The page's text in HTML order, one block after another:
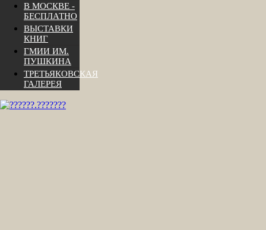
В МОСКВЕ -
БЕСПЛАТНО
ВЫСТАВКИ
КНИГ
ГМИИ ИМ.
ПУШКИНА
ТРЕТЬЯКОВСКАЯ
ГАЛЕРЕЯ